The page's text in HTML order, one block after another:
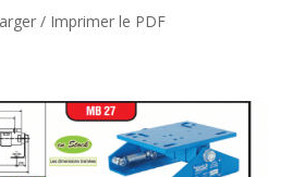
/ Imprimer le PDF